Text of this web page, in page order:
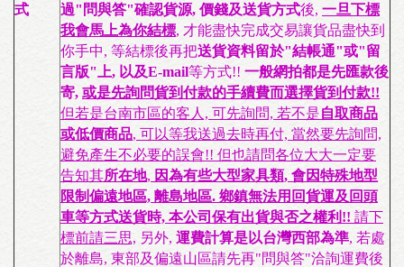
式
過"問與答"確認貨源, 價錢及送貨方式後, 一旦下標
我會馬上為你結標, 才能盡快完成交易讓貨品盡快到
你手中, 等結標後再把送貨資料留於"結帳通"或"留
言版"上, 以及E-mail等方式!! 一般網拍都是先匯款後
寄, 或是先詢問貨到付款的手續費而選擇貨到付款!!
但若是台南市區的客人, 可先詢問, 若不是自取商品
或低價商品, 可以等我送過去時再付, 當然要先詢問,
避免產生不必要的誤會!! 但也請問各位大大一定要
告知其所在地, 因為有些大型家具類, 會因特殊地型
限制偏遠地區, 離島地區. 鄉鎮無法用回貨運及回頭
車等方式送貨時, 本公司保有出貨與否之權利!! 請下
標前請三思, 另外, 運費計算是以台灣西部為準, 若處
於離島, 東部及偏遠山區請先再"問與答"洽詢運費後